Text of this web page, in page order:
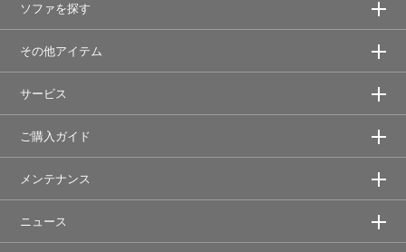
ソファを探す
その他アイテム
サービス
ご購入ガイド
メンテナンス
ニュース